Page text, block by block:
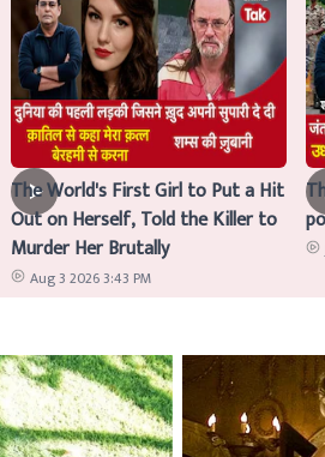
The World's First Girl to Put a Hit
Out on Herself, Told the Killer to
Murder Her Brutally
Aug 3 2026 3:43 PM